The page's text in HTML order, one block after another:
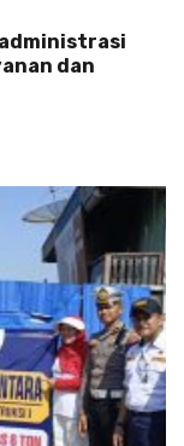
dan